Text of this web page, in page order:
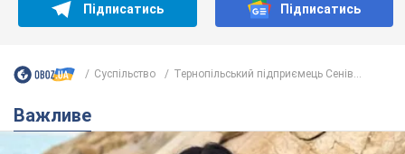
Підписатись Підписатись
Суспільство Тернопільський підприємець Сенів...
Важливе